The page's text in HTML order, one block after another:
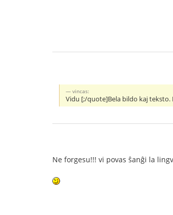
vincas:
Vidu [;/quote]Bela bildo kaj
Ne forgesu!!! vi povas ŝanĝi la